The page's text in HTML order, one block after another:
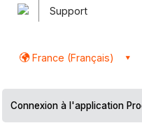
Support
France (Français)
Connexion à l'application